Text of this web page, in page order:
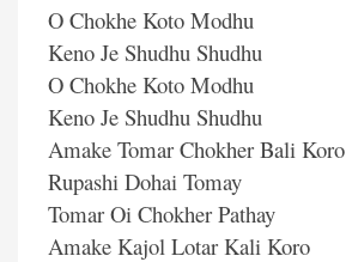
O Chokhe Koto Modhu
Keno Je Shudhu Shudhu
O Chokhe Koto Modhu
Keno Je Shudhu Shudhu
Amake Tomar Chokher Bali Koro
Rupashi Dohai Tomay
Tomar Oi Chokher Pathay
Amake Kajol Lotar Kali Koro